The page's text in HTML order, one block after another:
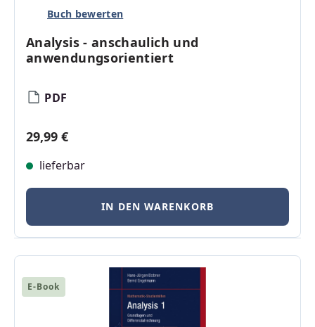
Buch bewerten
Analysis - anschaulich und
anwendungsorientiert
PDF
Regulärer Preis:
29,99 €
lieferbar
IN DEN WARENKORB
E-Book